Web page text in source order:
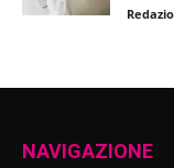
NAVIGAZIONE